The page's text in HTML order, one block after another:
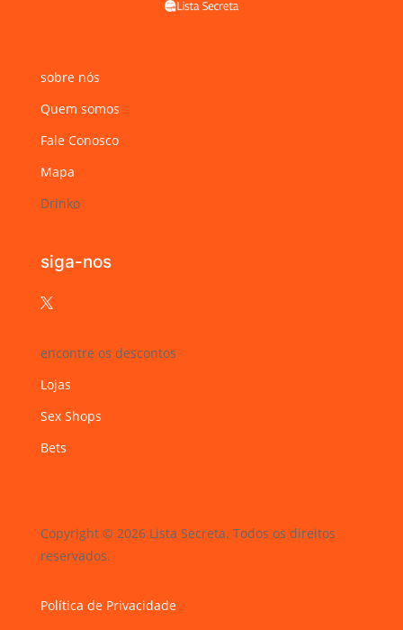
sobre nós
Quem somos
Fale Conosco
Mapa
Drinko
siga-nos

encontre os descontos
Lojas
Sex Shops
Bets
Copyright © 2026 Lista Secreta. Todos os direitos
reservados.
Política de Privacidade